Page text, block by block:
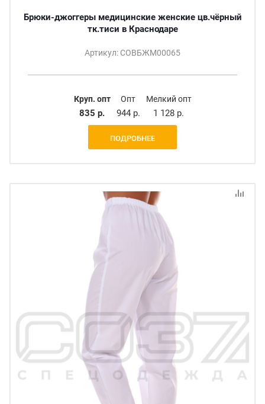
Брюки-джоггеры медицинские женские цв.чёрный
тк.тиси в Краснодаре
Артикул: СОВБЖМ00065
Круп. опт
835 р.
Опт
944 р.
Мелкий опт
1 128 р.
ПОДРОБНЕЕ